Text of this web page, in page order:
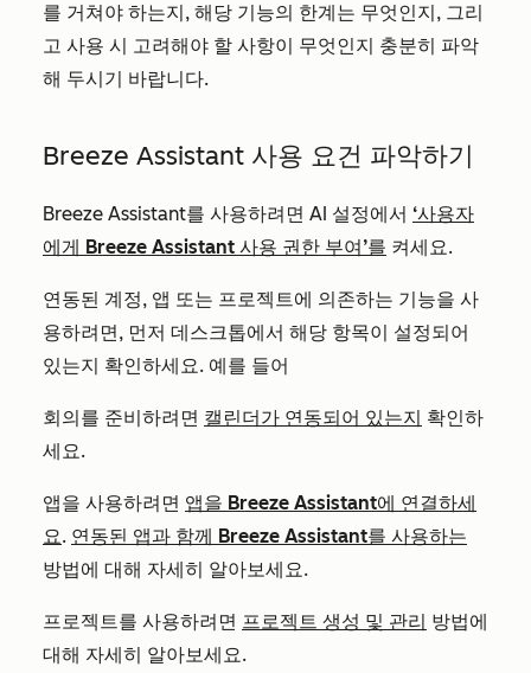
를 거쳐야 하는지, 해당 기능의 한계는 무엇인지, 그리
고 사용 시 고려해야 할 사항이 무엇인지 충분히 파악
해 두시기 바랍니다.
Breeze Assistant 사용 요건 파악하기
Breeze Assistant를 사용하려면 AI 설정에서 ‘사용자
에게 Breeze Assistant 사용 권한 부여’를 켜세요.
연동된 계정, 앱 또는 프로젝트에 의존하는 기능을 사
용하려면, 먼저 데스크톱에서 해당 항목이 설정되어
있는지 확인하세요. 예를 들어
회의를 준비하려면 캘린더가 연동되어 있는지 확인하
세요.
앱을 사용하려면 앱을 Breeze Assistant에 연결하세
요. 연동된 앱과 함께 Breeze Assistant를 사용하는
방법에 대해 자세히 알아보세요.
프로젝트를 사용하려면 프로젝트 생성 및 관리 방법에
대해 자세히 알아보세요.